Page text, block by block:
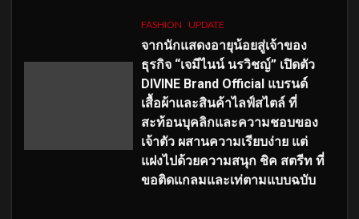
FASHION UPDATE
จากนักแสดงอายุน้อยสู่เจ้าของ
ธุรกิจ “เจมีไนน์ นรวิชญ์” เปิดตัว
DIVINE Brand Official แบรนด์
เสื้อผ้าและสินค้าไลฟ์สไตล์ ที่
สะท้อนบุคลิกและความชอบของ
เจ้าตัว ผสานความเรียบง่าย แต่
แฝงไปด้วยความสนุก ชิค สตรีท ที่
ขอติดแกลมและเท่ตามแบบฉบับ